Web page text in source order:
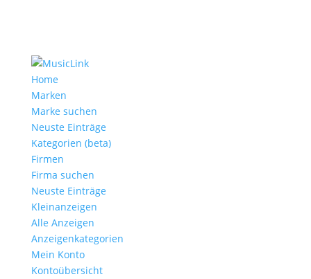
Home
Marken
Marke suchen
Neuste Einträge
Kategorien (beta)
Firmen
Firma suchen
Neuste Einträge
Kleinanzeigen
Alle Anzeigen
Anzeigen­kategorien
Mein Konto
Kontoübersicht